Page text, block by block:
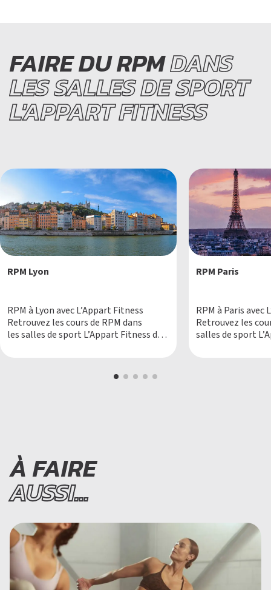
FAIRE DU RPMDANS
LES SALLES DE SPORT
L'APPART FITNESS
RPM Lyon
RPM à Lyon avec L’Appart Fitness
Retrouvez les cours de RPM dans
les salles de sport L’Appart Fitness de
spécialement conçues pour simuler les
RPM Paris
RPM à Paris avec
Retrouvez les
salles de sport
À FAIRE
AUSSI...